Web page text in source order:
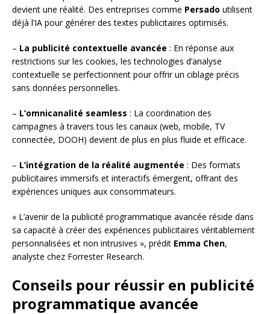
devient une réalité. Des entreprises comme Persado utilisent
déjà l’IA pour générer des textes publicitaires optimisés.
– La publicité contextuelle avancée : En réponse aux
restrictions sur les cookies, les technologies d’analyse
contextuelle se perfectionnent pour offrir un ciblage précis
sans données personnelles.
– L’omnicanalité seamless : La coordination des
campagnes à travers tous les canaux (web, mobile, TV
connectée, DOOH) devient de plus en plus fluide et efficace.
– L’intégration de la réalité augmentée : Des formats
publicitaires immersifs et interactifs émergent, offrant des
expériences uniques aux consommateurs.
« L’avenir de la publicité programmatique avancée réside dans
sa capacité à créer des expériences publicitaires véritablement
personnalisées et non intrusives », prédit Emma Chen,
analyste chez Forrester Research.
Conseils pour réussir en publicité
programmatique avancée